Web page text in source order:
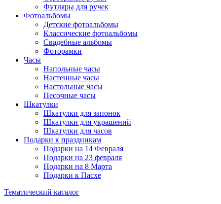
Футляры для ручек
Фотоальбомы
Детские фотоальбомы
Классические фотоальбомы
Свадебные альбомы
Фоторамки
Часы
Напольные часы
Настенные часы
Настольные часы
Песочные часы
Шкатулки
Шкатулки для запонок
Шкатулки для украшений
Шкатулки для часов
Подарки к праздникам
Подарки на 14 Февраля
Подарки на 23 февраля
Подарки на 8 Марта
Подарки к Пасхе
Тематический каталог